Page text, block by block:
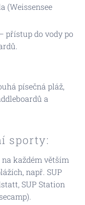
(Weissensee
přístup do vody po
písečná pláž,
a
sporty:
každém větším
např. SUP
SUP Station